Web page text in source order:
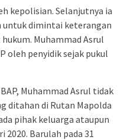
kepolisian. Selanjutnya ia
untuk dimintai keterangan
Muhammad Asrul
oleh penyidik sejak pukul
Muhammad Asrul tidak
ditahan di Rutan Mapolda
pihak keluarga ataupun
2020. Barulah pada 31